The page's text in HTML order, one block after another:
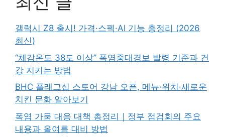
갤럭시 Z8 출시! 가격·스펙·AI 기능 총정리 (2026
최신)
“체감온도 38도 이상” 폭염중대경보 발령 기준과 건
강 지키는 방법
BHC 플래그십 스토어 강남 오픈, 메뉴·위치·새로운
치킨 문화 알아보기
폭염 가뭄 대응 대책 총정리｜정부 점검회의 주요
내용과 올여름 대비 방법